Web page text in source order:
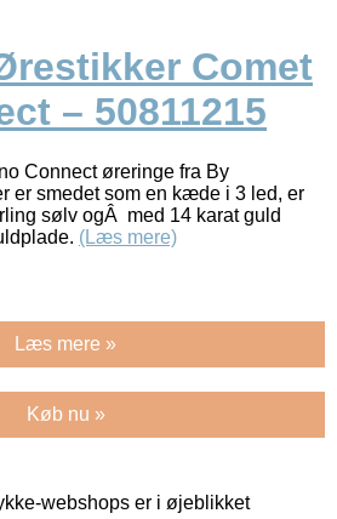
Comet
– 50811215
Connect øreringe fra By
er smedet som en kæde i 3 led, er
sølv ogÂ med 14 karat guld
(Læs mere)
Læs mere »
Køb nu »
webshops er i øjeblikket